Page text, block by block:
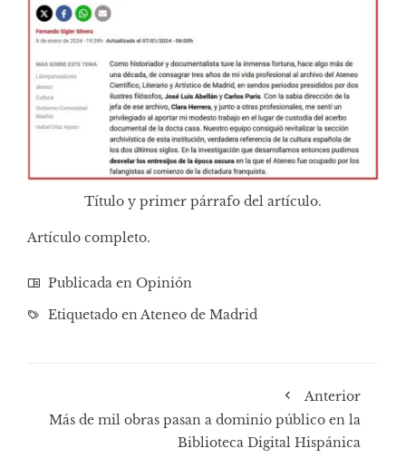
Título y primer párrafo del artículo.
Artículo completo.
Publicada en Opinión
Etiquetado enAteneo de Madrid
Anterior
Más de mil obras pasan a dominio público en la
Biblioteca Digital Hispánica